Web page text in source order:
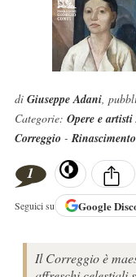
di Giuseppe Adani,
Categorie: Opere e artisti
Correggio -Rinascimento
1
Seguici su Google
Il Correggio è